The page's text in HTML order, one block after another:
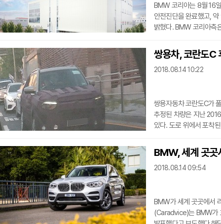
BMW 코리아는 8월 16
안전진단을 완료했고,
밝혔다. BMW 코리아측은 아직 안전진단을 받지 않은 5,000여명의 고객에게 조속히
BMW 코리아는 지난 2
20일부터 본격적인 리콜 작업에 착수할
근무 체재를 12월 말까
쌍용차, 코란도C
2018.08.14 10:22
쌍용자동차 코란도C가 풀 체
추정된 차량은 지난
있다. 도로 위에서 포착
레벨2 수준의 부분 자율
보조, 상향등 제어보조
1.6리터, 2.2리터 디젤엔
BMW, 세계 곳
2018.08.14 09:54
BMW가 세계 곳곳에서
(Caradvice)는 BMW가